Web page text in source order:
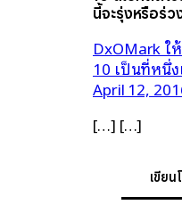
นี้จะรุ่งหรือร่ว
DxOMark ใ
10 เป็นที่หนึ่ง
April 12,
[…] […]
เขียน